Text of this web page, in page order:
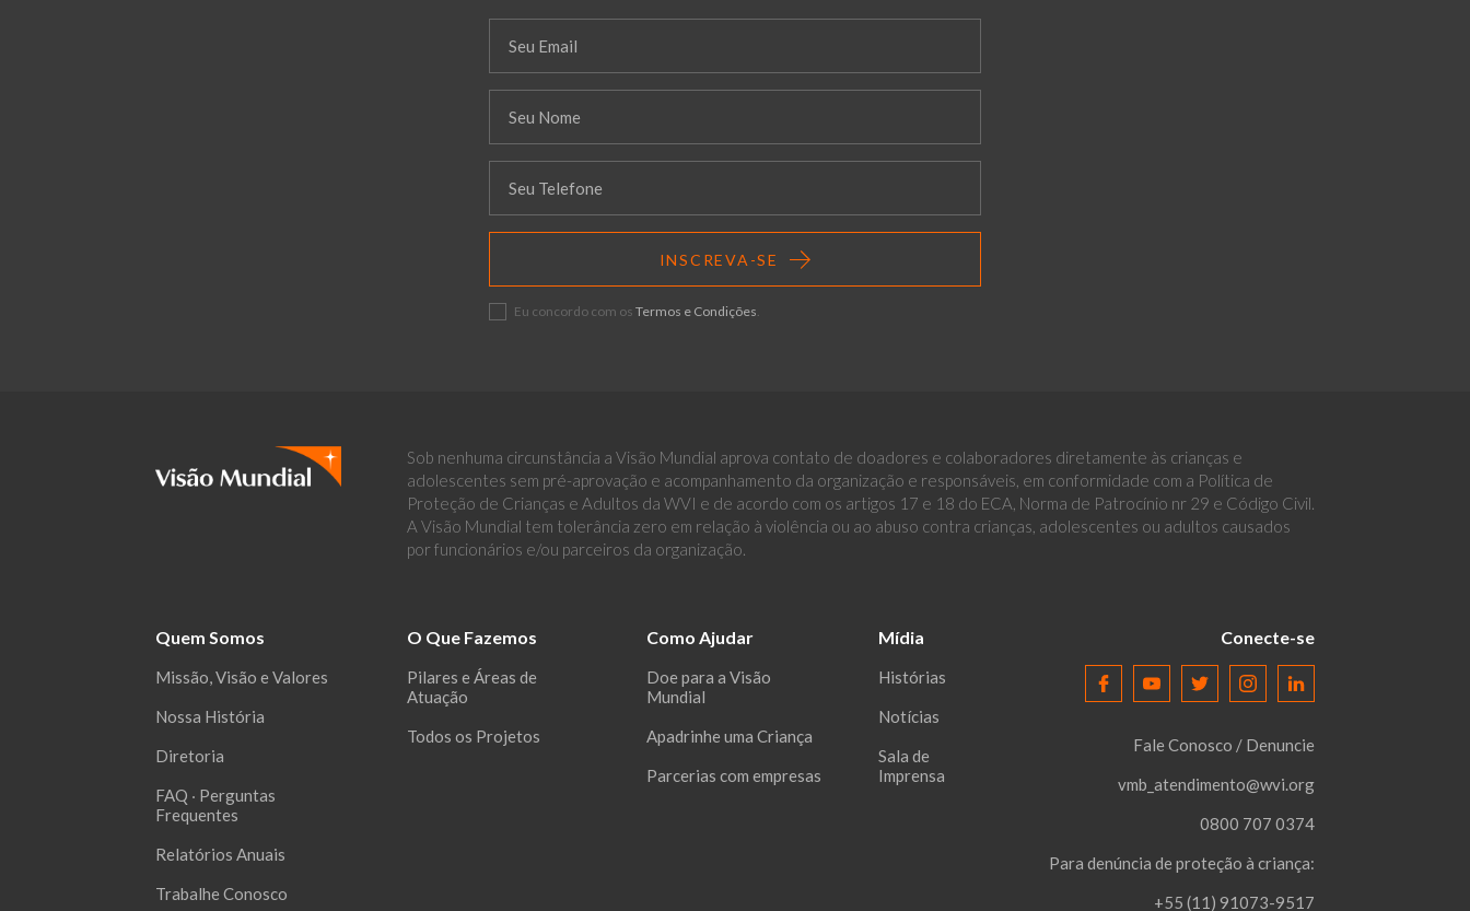
INSCREVA-SE
Eu concordo com os Termos e Condições.
Sob nenhuma circunstância a Visão Mundial aprova contato de doadores e colaboradores diretamente às crianças e
adolescentes sem pré-aprovação e acompanhamento da organização e responsáveis, em conformidade com a Política de
Proteção de Crianças e Adultos da WVI e de acordo com os artigos 17 e 18 do ECA, Norma de Patrocínio nr 29 e Código Civil.
A Visão Mundial tem tolerância zero em relação à violência ou ao abuso contra crianças, adolescentes ou adultos causados
por funcionários e/ou parceiros da organização.
Quem Somos
Missão, Visão e Valores
Nossa História
Diretoria
FAQ ‧ Perguntas
Frequentes
Relatórios Anuais
Trabalhe Conosco
O Que Fazemos
Pilares e Áreas de
Atuação
Todos os Projetos
Como Ajudar
Doe para a Visão
Mundial
Apadrinhe uma Criança
Parcerias com empresas
Mídia
Histórias
Notícias
Sala de
Imprensa
Conecte-se
Fale Conosco / Denuncie
vmb_atendimento@wvi.org
0800 707 0374
Para denúncia de proteção à criança:
+55 (11) 91073-9517